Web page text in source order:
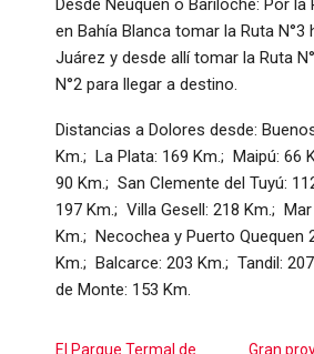
Desde Neuquén o Bariloche: Por la
en Bahía Blanca tomar la Ruta N°3
Juárez y desde allí tomar la Ruta
N°2 para llegar a destino.
Distancias a Dolores desde:
Km.; La Plata: 169 Km.; Maipú: 66
90 Km.; San Clemente del Tuyú:
197 Km.; Villa Gesell: 218 Km.;
Km.; Necochea y Puerto Quequen
Km.; Balcarce: 203 Km.; Tandil:
de Monte: 153 Km.
El Parque Termal de
Gran